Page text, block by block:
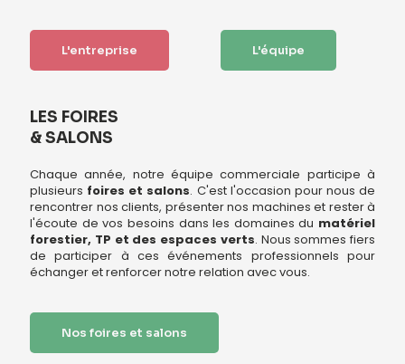
L'entreprise L'équipe
LES FOIRES
& SALONS
Chaque année, notre équipe commerciale participe à
plusieurs foires et salons. C'est l'occasion pour nous de
rencontrer nos clients, présenter nos machines et rester à
l'écoute de vos besoins dans les domaines du matériel
forestier, TP et des espaces verts. Nous sommes fiers
de participer à ces événements professionnels pour
échanger et renforcer notre relation avec vous.
Nos foires et salons